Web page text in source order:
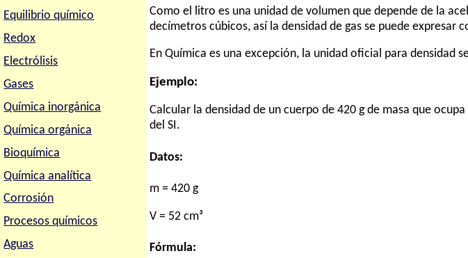
Equilibrio químico
Redox
Electrólisis
Gases
Química inorgánica
Química orgánica
Bioquímica
Química analítica
Corrosión
Procesos químicos
Aguas
Como el litro es una unidad de volumen que depende de la
decímetros cúbicos, así la densidad de gas se puede expresar
En Química es una excepción, la unidad oficial para densidad
Ejemplo:
Calcular la densidad de un cuerpo de 420 g de masa que
del SI.
Datos:
m = 420 g
V = 52 cm³
Fórmula: